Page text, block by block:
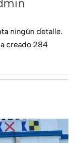
ningún detalle.
creado 284